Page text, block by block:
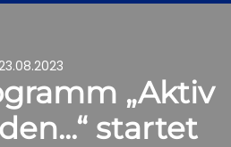
„Aktiv
startet